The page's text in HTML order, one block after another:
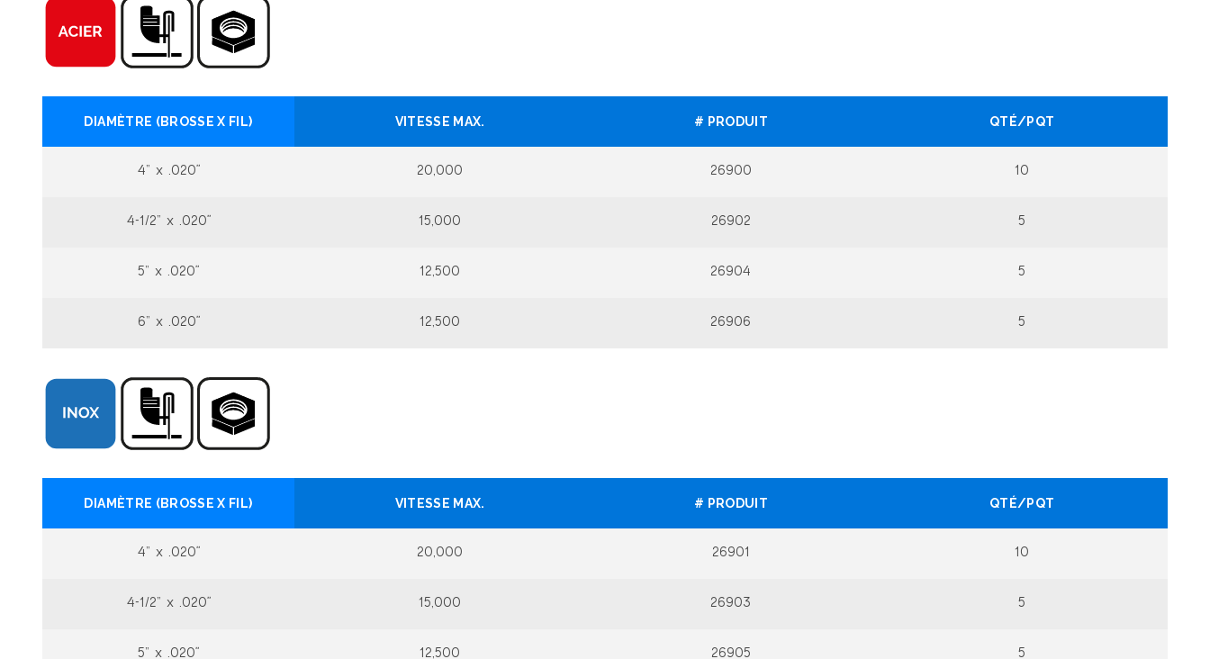
DIAMÈTRE (BROSSE X FIL) VITESSE MAX. # PRODUIT QTÉ/PQT
4” x .020" 20,000 26900 10
4-1/2” x .020" 15,000 26902 5
5” x .020" 12,500 26904 5
6” x .020" 12,500 26906 5
DIAMÈTRE (BROSSE X FIL) VITESSE MAX. # PRODUIT QTÉ/PQT
4” x .020" 20,000 26901 10
4-1/2” x .020" 15,000 26903 5
5” x .020" 12,500 26905 5